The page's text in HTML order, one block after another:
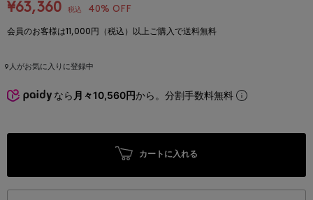
¥63,360
税込 40% OFF
会員のお客様は11,000円（税込）以上ご購入で送料無料
9 人がお気に入りに登録中
なら 月々10,560円から。分割手数料無料
カートに入れる